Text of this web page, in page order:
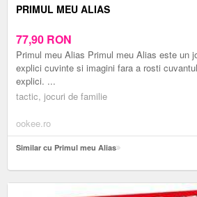
PRIMUL MEU ALIAS
77,90 RON
Primul meu Alias Primul meu Alias este un
explici cuvinte si imagini fara a rosti
explici. ...
tactic, jocuri de familie
ookee.ro
Similar cu Primul meu Alias